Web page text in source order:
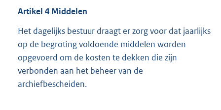
Artikel 4 Middelen
Het dagelijks bestuur draagt er zorg voor dat jaarlijks
op de begroting voldoende middelen worden
opgevoerd om de kosten te dekken die zijn
verbonden aan het beheer van de
archiefbescheiden.